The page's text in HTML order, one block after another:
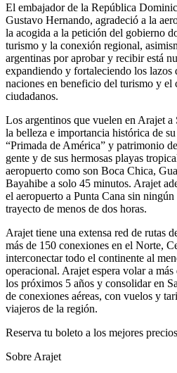
El embajador de la República
Gustavo Hernando, agradeció a la
la acogida a la petición del gobierno
turismo y la conexión regional,
argentinas por aprobar y recibir está
expandiendo y fortaleciendo los lazos
naciones en beneficio del turismo y el
ciudadanos.
Los argentinos que vuelen en Arajet
la belleza e importancia histórica de
“Primada de América” y patrimonio
gente y de sus hermosas playas
aeropuerto como son Boca Chica,
Bayahibe a solo 45 minutos. Arajet
el aeropuerto a Punta Cana sin
trayecto de menos de dos horas.
Arajet tiene una extensa red de rutas
más de 150 conexiones en el Norte,
interconectar todo el continente al
operacional. Arajet espera volar a
los próximos 5 años y consolidar en
de conexiones aéreas, con vuelos y
viajeros de la región.
Reserva tu boleto a los mejores precios
Sobre Arajet